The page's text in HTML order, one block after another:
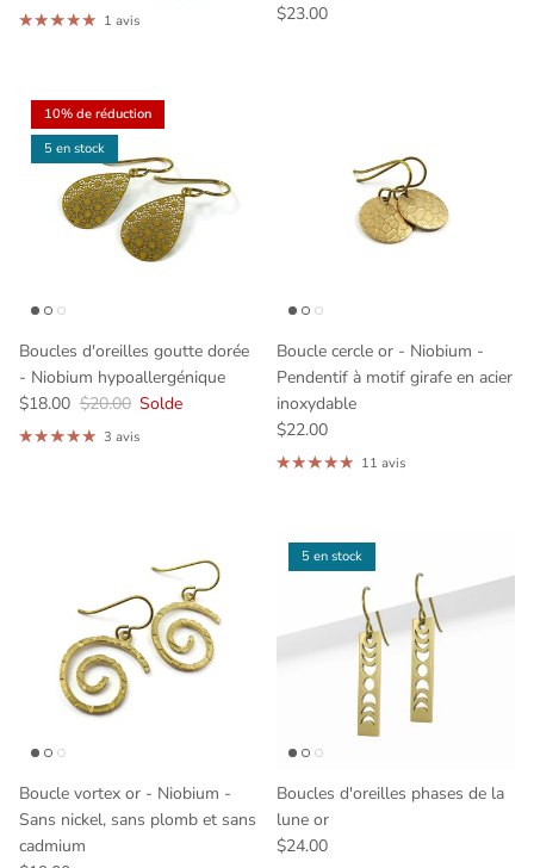
1 avis
$23.00
10% de réduction
5 en stock
Boucles d'oreilles goutte dorée
- Niobium hypoallergénique
$18.00 $20.00 Solde
3 avis
Boucle cercle or - Niobium -
Pendentif à motif girafe en acier
inoxydable
$22.00
11 avis
Boucle vortex or - Niobium -
Sans nickel, sans plomb et sans
cadmium
5 en stock
Boucles d'oreilles phases de la
lune or
$24.00